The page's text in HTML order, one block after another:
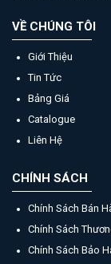
VỀ CHÚNG TÔI
Giới Thiệu
Tin Tức
Bảng Giá
Catalogue
Liên Hệ
CHÍNH SÁCH
Chính Sách Bán
Chính Sách
Chính Sách Bảo